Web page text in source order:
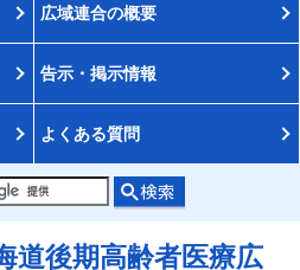
広域連合の概要
告示・掲示情報
よくある質問
道後期高齢者医療広